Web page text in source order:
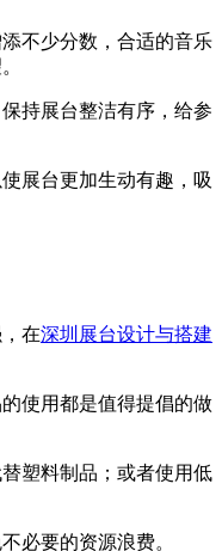
不少分数，合适的音乐
持展台整洁有序，给参
展台更加生动有趣，吸
在深圳展台设计与搭建
使用都是值得提倡的做
塑料制品；或者使用低
必要的资源浪费。